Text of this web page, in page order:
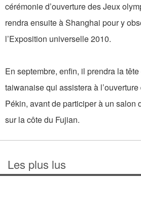
cérémonie d’ouverture des Jeux
rendra ensuite à Shanghai pour y
l’Exposition universelle 2010.
En septembre, enfin, il prendra la
taiwanaise qui assistera à
Pékin, avant de participer à un salon
sur la côte du Fujian.
Les plus lus